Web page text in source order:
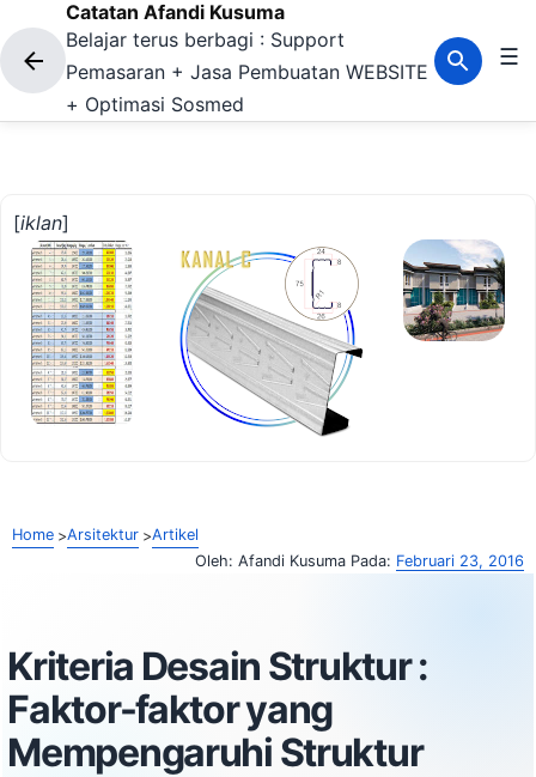
Langsung ke konten utama
Catatan Afandi Kusuma
Belajar terus berbagi : Support
Pemasaran + Jasa Pembuatan WEBSITE
+ Optimasi Sosmed
☰
[iklan]
Home Arsitektur
Artikel
Oleh: Afandi Kusuma Pada: Februari 23, 2016
Kriteria Desain Struktur :
Faktor-faktor yang
Mempengaruhi Struktur